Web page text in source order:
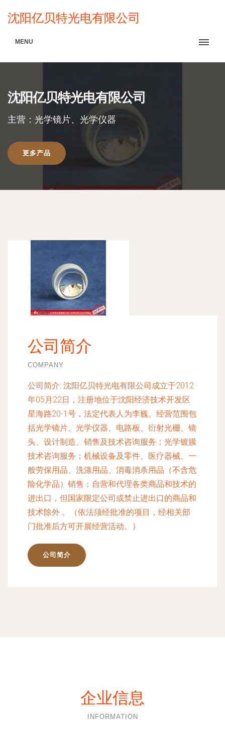
沈阳亿贝特光电有限公司
MENU
沈阳亿贝特光电有限公司
主营：光学镜片、光学仪器
更多产品
公司简介
COMPANY
公司简介: 沈阳亿贝特光电有限公司成立于2012
年05月22日，注册地位于沈阳经济技术开发区
星海路20-1号，法定代表人为李巍。经营范围包
括光学镜片、光学仪器、电路板、衍射光栅、镜
头、设计制造、销售及技术咨询服务；光学镀膜
技术咨询服务；机械设备及零件、医疗器械、一
般劳保用品、洗涤用品、消毒消杀用品（不含危
险化学品）销售；自营和代理各类商品和技术的
进出口，但国家限定公司或禁止进出口的商品和
技术除外 。（依法须经批准的项目，经相关部
门批准后方可开展经营活动。）
公司简介
企业信息
INFORMATION